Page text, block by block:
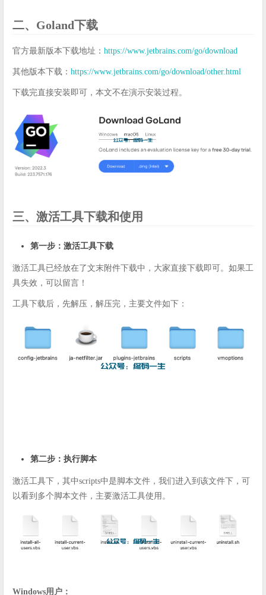
二、Goland下载
官方最新版本下载地址： https://www.jetbrains.com/go/download
其他版本下载： https://www.jetbrains.com/go/download/other.html
下载完直接安装即可，本文不在演示安装过程。
三、激活工具下载和使用
第一步：激活工具下载
激活工具已经放在了文末附件下载中，大家直接下载即可。如果工
具失效，可以留言！
工具下载后，先解压，解压完，主要文件如下：
第二步：执行脚本
激活工具下，其中scripts中是脚本文件，我们进入到该文件下，可
以看到多个脚本文件，主要激活工具使用。
Windows用户：